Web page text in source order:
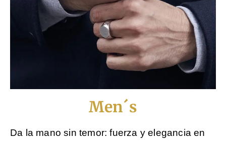
Men´s
Da la mano sin temor: fuerza y elegancia en